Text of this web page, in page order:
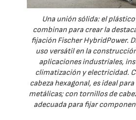
Una unión sólida: el plástico
combinan para crear la
fijación Fischer HybridPower.
uso versátil en la
aplicaciones industriales,
climatización y electricidad.
cabeza hexagonal, es ideal
metálicas; con tornillos de
adecuada para fijar